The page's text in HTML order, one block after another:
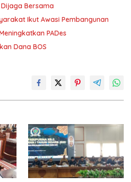
Bersama
Ikut Awasi Pembangunan
PADes
Dana BOS